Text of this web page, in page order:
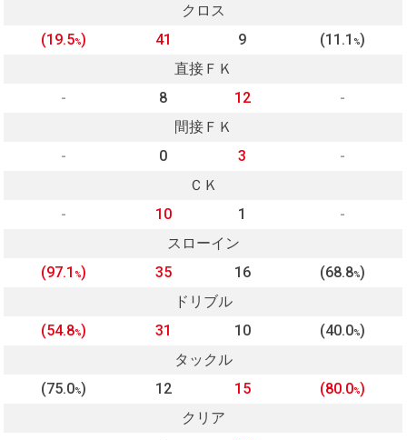
クロス
(19.5%) 41 9 (11.1 %)
直接ＦＫ
-
8 12
-
間接ＦＫ
-
0 3
-
ＣＫ
-
10 1
-
スローイン
(97.1%) 35 16 (68.8%)
ドリブル
(54.8%) 31 10 (40.0%)
タックル
(75.0%) 12 15 (80.0%)
クリア